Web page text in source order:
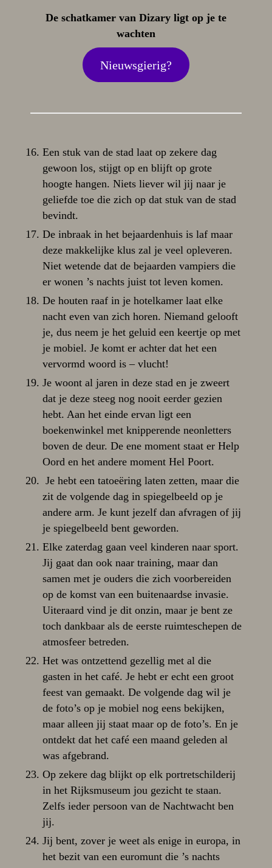
De schatkamer van Dizary ligt op je te
wachten
Nieuwsgierig?
Een stuk van de stad laat op zekere dag
gewoon los, stijgt op en blijft op grote
hoogte hangen. Niets liever wil jij naar je
geliefde toe die zich op dat stuk van de stad
bevindt.
De inbraak in het bejaardenhuis is laf maar
deze makkelijke klus zal je veel opleveren.
Niet wetende dat de bejaarden vampiers die
er wonen ’s nachts juist tot leven komen.
De houten raaf in je hotelkamer laat elke
nacht even van zich horen. Niemand gelooft
je, dus neem je het geluid een keertje op met
je mobiel. Je komt er achter dat het een
vervormd woord is – vlucht!
Je woont al jaren in deze stad en je zweert
dat je deze steeg nog nooit eerder gezien
hebt. Aan het einde ervan ligt een
boekenwinkel met knipperende neonletters
boven de deur. De ene moment staat er Help
Oord en het andere moment Hel Poort.
Je hebt een tatoeëring laten zetten, maar die
zit de volgende dag in spiegelbeeld op je
andere arm. Je kunt jezelf dan afvragen of jij
je spiegelbeeld bent geworden.
Elke zaterdag gaan veel kinderen naar sport.
Jij gaat dan ook naar training, maar dan
samen met je ouders die zich voorbereiden
op de komst van een buitenaardse invasie.
Uiteraard vind je dit onzin, maar je bent ze
toch dankbaar als de eerste ruimteschepen de
atmosfeer betreden.
Het was ontzettend gezellig met al die
gasten in het café. Je hebt er echt een groot
feest van gemaakt. De volgende dag wil je
de foto’s op je mobiel nog eens bekijken,
maar alleen jij staat maar op de foto’s. En je
ontdekt dat het café een maand geleden al
was afgebrand.
Op zekere dag blijkt op elk portretschilderij
in het Rijksmuseum jou gezicht te staan.
Zelfs ieder persoon van de Nachtwacht ben
jij.
Jij bent, zover je weet als enige in europa, in
het bezit van een euromunt die ’s nachts